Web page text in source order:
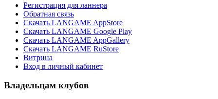
Регистрация для ланнера
Обратная связь
Скачать LANGAME AppStore
Скачать LANGAME Google Play
Скачать LANGAME AppGallery
Скачать LANGAME RuStore
Витрина
Вход в личный кабинет
Владельцам клубов